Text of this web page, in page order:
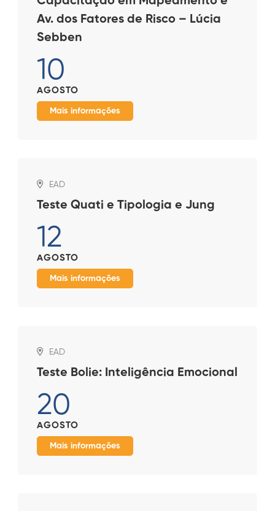
Av. dos Fatores de Risco – Lúcia
Sebben
10
AGOSTO
Mais informações
EAD
Teste Quati e Tipologia e Jung
12
AGOSTO
Mais informações
EAD
Teste Bolie: Inteligência Emocional
20
AGOSTO
Mais informações